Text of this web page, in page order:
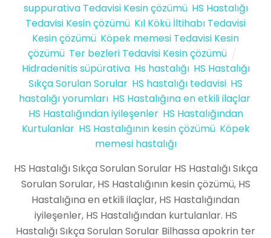
suppurativa Tedavisi Kesin çözümü, HS Hastalığı
Tedavisi Kesin çözümü Kıl Kökü İltihabı Tedavisi
Kesin çözümü Köpek memesi Tedavisi Kesin
çözümü, Ter bezleri Tedavisi Kesin çözümü
Hidradenitis süpürativa, Hs hastalığı, HS Hastalığı
Sıkça Sorulan Sorular HS hastalığı tedavisi HS
hastalığı yorumları HS Hastalığına en etkili ilaçlar
HS Hastalığından iyileşenler, HS Hastalığından
Kurtulanlar, HS Hastalığının kesin çözümü, Köpek
memesi hastalığı
HS Hastalığı Sıkça Sorulan Sorular HS Hastalığı Sıkça
Sorulan Sorular, HS Hastalığının kesin çözümü, HS
Hastalığına en etkili ilaçlar, HS Hastalığından
iyileşenler, HS Hastalığından kurtulanlar. HS
Hastalığı Sıkça Sorulan Sorular Bilhassa apokrin ter